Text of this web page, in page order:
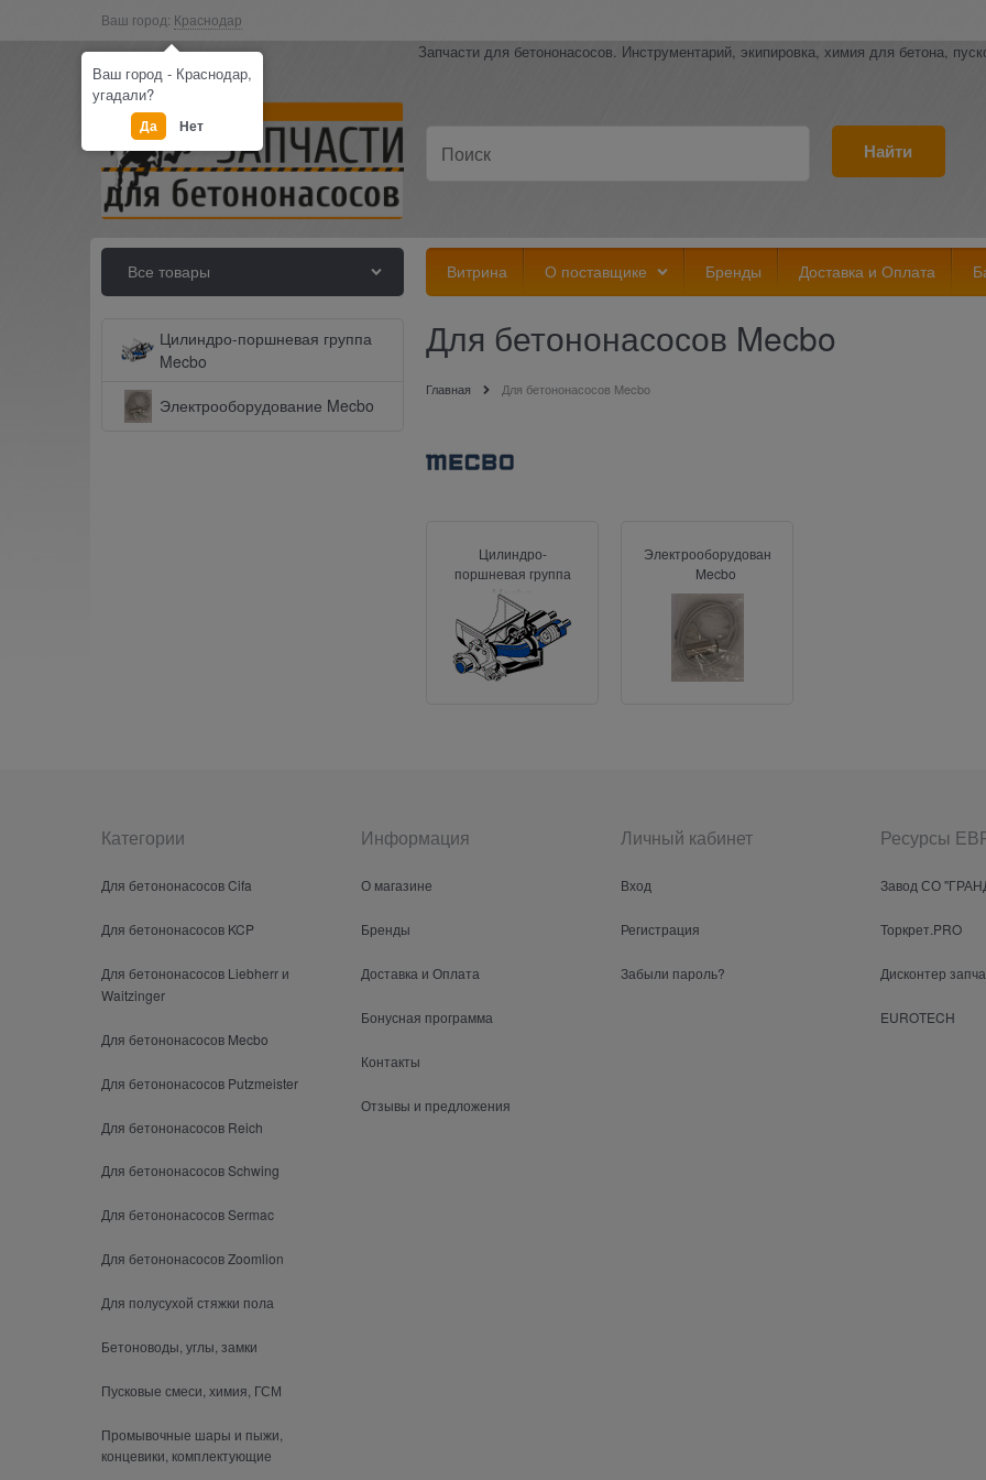
Ваш город: Краснодар
Запчасти для бетононасосов. Инструментарий, экипировка, химия для бетона,
Найти
Все товары Витрина О поставщике Бренды Доставка и Оплата
Цилиндро-поршневая группа
Mecbo
Электрооборудование Mecbo
Для бетононасосов Mecbo
Главная Для бетононасосов Mecbo
Цилиндро-
поршневая группа
Mecbo
Электрооборудование
Mecbo
Категории
Для бетононасосов Cifa
Для бетононасосов KCP
Для бетононасосов Liebherr и
Waitzinger
Для бетононасосов Mecbo
Для бетононасосов Putzmeister
Для бетононасосов Reich
Для бетононасосов Schwing
Для бетононасосов Sermac
Для бетононасосов Zoomlion
Для полусухой стяжки пола
Бетоноводы, углы, замки
Пусковые смеси, химия, ГСМ
Промывочные шары и пыжи,
концевики, комплектующие
Информация
О магазине
Бренды
Доставка и Оплата
Бонусная программа
Контакты
Отзывы и предложения
Личный кабинет
Вход
Регистрация
Забыли пароль?
Ресурсы
Завод СО
Торкрет.PRO
Дисконтер
EUROTECH
Ваш город - Краснодар,
угадали?
Да Нет